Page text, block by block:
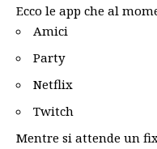
Ecco le app che al
Amici
Party
Netflix
Twitch
Mentre si attende un